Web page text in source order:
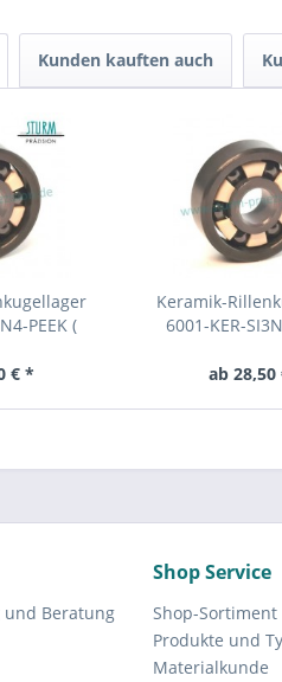
Kunden kauften auch
PEEK (
)
€ *
Keramik-
6001-KER-
ab 28,50
Beratung
Shop Service
Shop-Sortiment
Produkte und
Materialkunde